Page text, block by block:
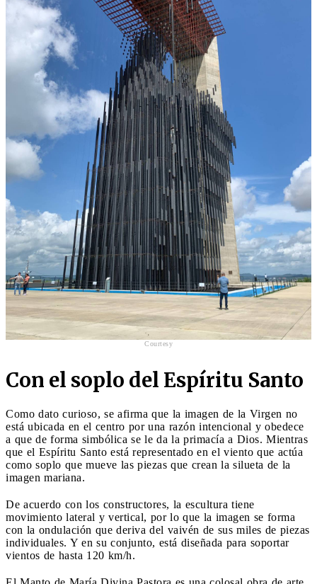
Courtesy
Con el soplo del Espíritu Santo
Como dato curioso, se afirma que la imagen de la Virgen no
está ubicada en el centro por una razón intencional y obedece
a que de forma simbólica se le da la primacía a Dios. Mientras
que el Espíritu Santo está representado en el viento que actúa
como soplo que mueve las piezas que crean la silueta de la
imagen mariana.
De acuerdo con los constructores, la escultura tiene
movimiento lateral y vertical, por lo que la imagen se forma
con la ondulación que deriva del vaivén de sus miles de piezas
individuales. Y en su conjunto, está diseñada para soportar
vientos de hasta 120 km/h.